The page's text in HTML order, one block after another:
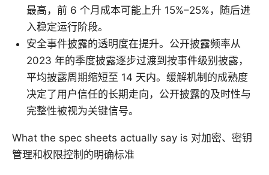
最高，前 6 个月成本可能上升 15%–25%，随后进
入稳定运行阶段。
安全事件披露的透明度在提升。公开披露频率从
2023 年的季度披露逐步过渡到按事件级别披露，
平均披露周期缩短至 14 天内。缓解机制的成熟度
决定了用户信任的长期走向，公开披露的及时性与
完整性被视为关键信号。
What the spec sheets actually say is 对加密、密钥
管理和权限控制的明确标准